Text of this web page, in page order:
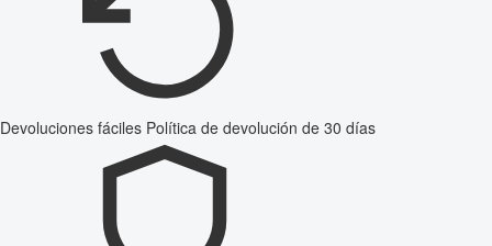
Devoluciones fáciles Política de devolución de 30 días